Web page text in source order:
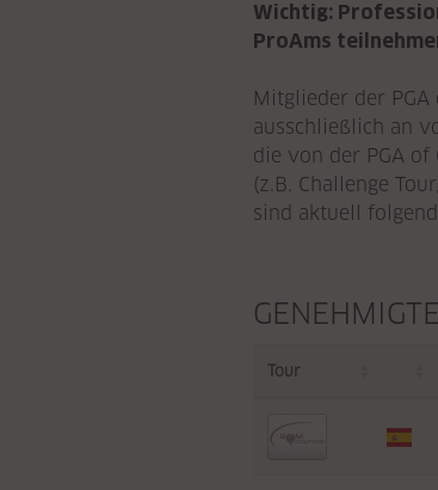
Wichtig:
ProAms
Mitglieder der
ausschließlich an
die von der PGA of
(z.B. Challenge
sind aktuell
Tour